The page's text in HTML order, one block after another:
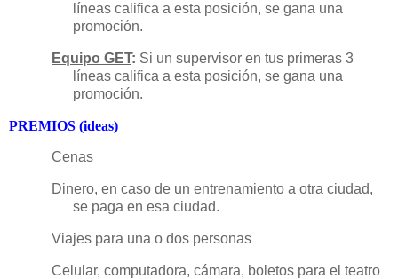
líneas califica a esta posición, se gana una
promoción.
Equipo GET: Si un supervisor en tus primeras 3
líneas califica a esta posición, se gana una
promoción.
PREMIOS (ideas)
Cenas
Dinero, en caso de un entrenamiento a otra ciudad,
se paga en esa ciudad.
Viajes para una o dos personas
Celular, computadora, cámara, boletos para el teatro